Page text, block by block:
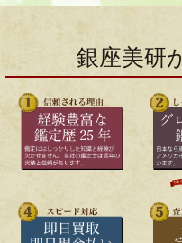
銀座美研